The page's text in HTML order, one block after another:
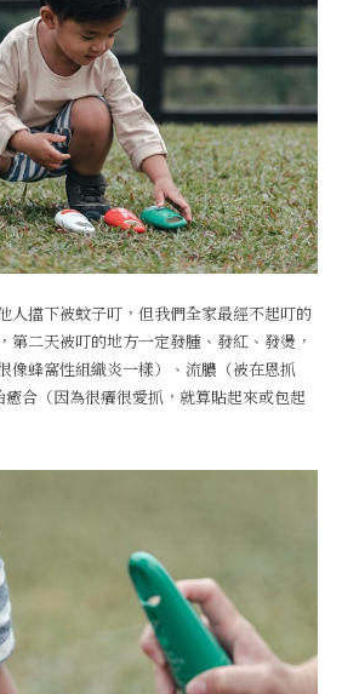
人擋下被蚊子叮，但我們全家最經不起叮的
第二天被叮的地方一定發腫、發紅、發燙，
像蜂窩性組織炎一樣）、流膿（被在恩抓
合（因為很癢很愛抓，就算貼起來或包起